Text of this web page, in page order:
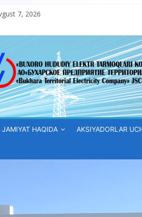
7, 2026
JAMIYAT HAQIDA AKSIYADORLAR